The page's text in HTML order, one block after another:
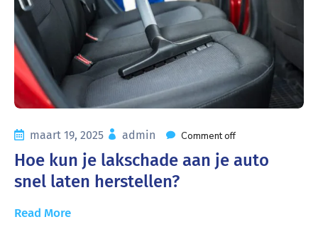
maart 19, 2025 admin Comment off
Hoe kun je lakschade aan je auto
snel laten herstellen?
Read More